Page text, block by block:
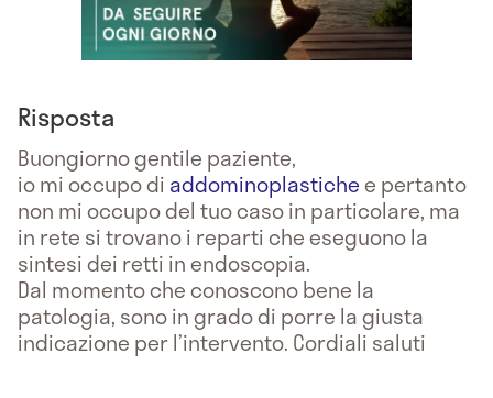
Risposta
Buongiorno gentile paziente,
io mi occupo di addominoplastichee pertanto
non mi occupo del tuo caso in particolare, ma
in rete si trovano i reparti che eseguono la
sintesi dei retti in endoscopia.
Dal momento che conoscono bene la
patologia, sono in grado di porre la giusta
indicazione per l’intervento. Cordiali saluti